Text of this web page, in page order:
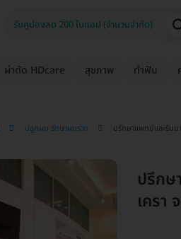
ผ่าตัด HDcare สุขภาพ ทำฟัน
ปลูกผม รักษาผมร่วง ปรึกษาแพทย์และรับย
ปรึกษ
เครา